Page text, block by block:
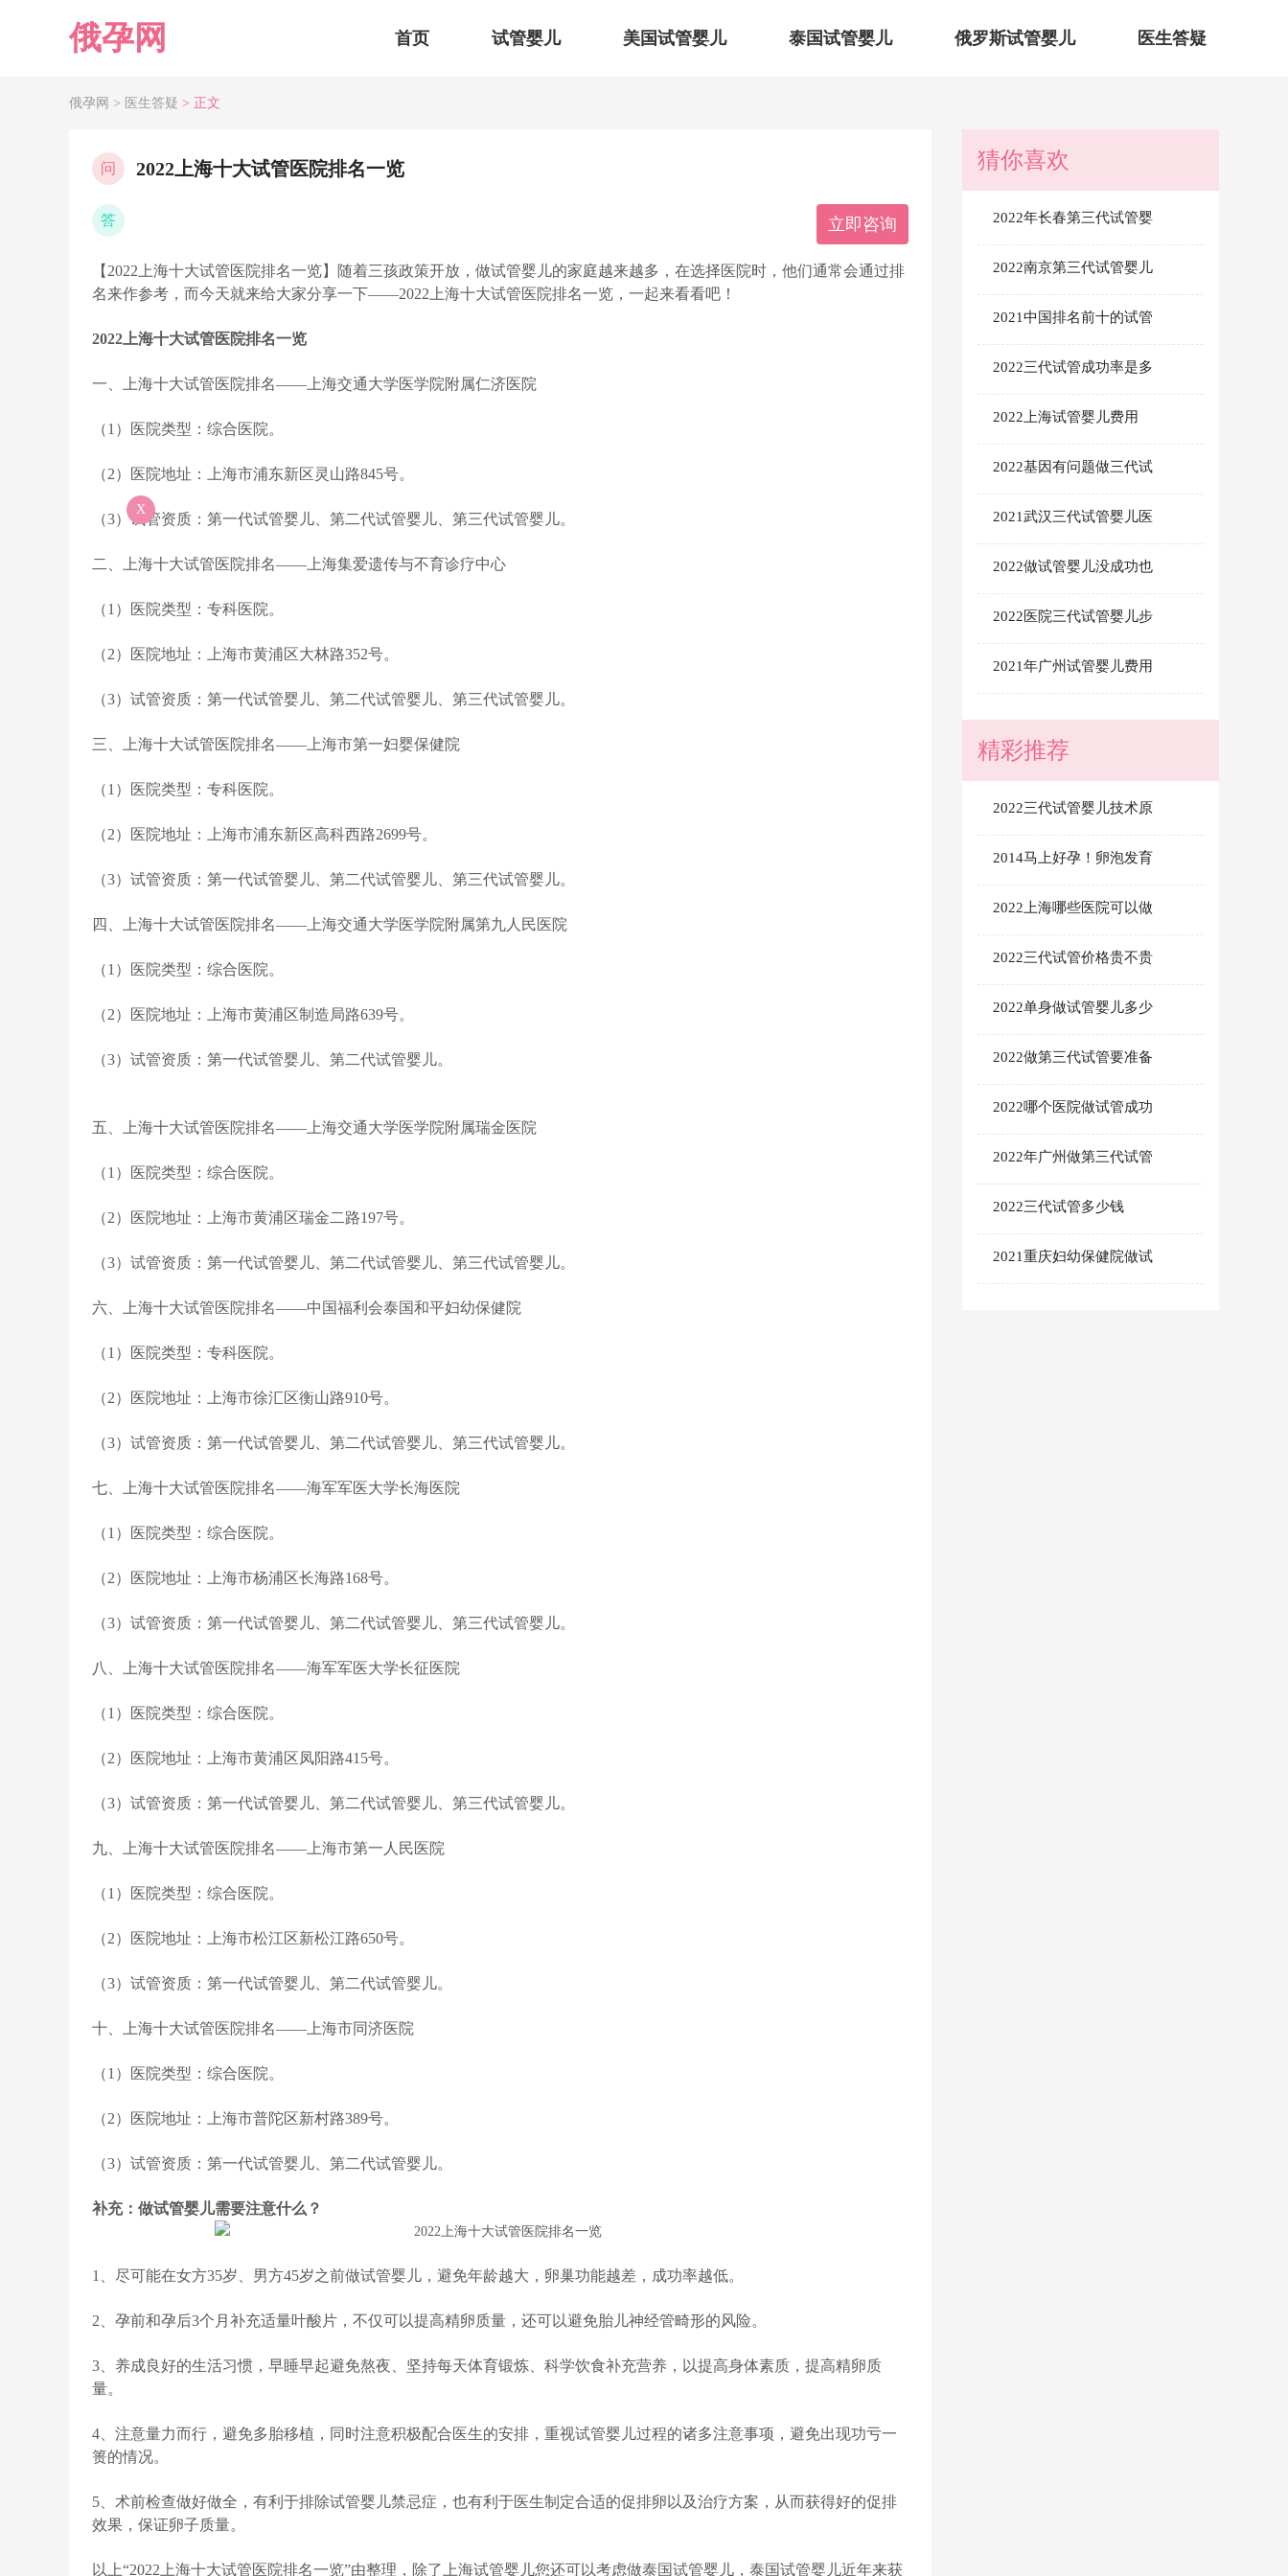
俄孕网 首页 试管婴儿 美国试管婴儿 泰国试管婴儿 俄罗斯试管婴儿 医生答疑
俄孕网 > 医生答疑 > 正文
问 2022上海十大试管医院排名一览
答 立即咨询
【2022上海十大试管医院排名一览】随着三孩政策开放，做试管婴儿的家庭越来越多，在选择医院时，他们通常会通过排
名来作参考，而今天就来给大家分享一下——2022上海十大试管医院排名一览，一起来看看吧！
2022上海十大试管医院排名一览
一、上海十大试管医院排名——上海交通大学医学院附属仁济医院
（1）医院类型：综合医院。
（2）医院地址：上海市浦东新区灵山路845号。
（3）试管资质：第一代试管婴儿、第二代试管婴儿、第三代试管婴儿。
二、上海十大试管医院排名——上海集爱遗传与不育诊疗中心
（1）医院类型：专科医院。
（2）医院地址：上海市黄浦区大林路352号。
（3）试管资质：第一代试管婴儿、第二代试管婴儿、第三代试管婴儿。
三、上海十大试管医院排名——上海市第一妇婴保健院
（1）医院类型：专科医院。
（2）医院地址：上海市浦东新区高科西路2699号。
（3）试管资质：第一代试管婴儿、第二代试管婴儿、第三代试管婴儿。
四、上海十大试管医院排名——上海交通大学医学院附属第九人民医院
（1）医院类型：综合医院。
（2）医院地址：上海市黄浦区制造局路639号。
（3）试管资质：第一代试管婴儿、第二代试管婴儿。
五、上海十大试管医院排名——上海交通大学医学院附属瑞金医院
（1）医院类型：综合医院。
（2）医院地址：上海市黄浦区瑞金二路197号。
（3）试管资质：第一代试管婴儿、第二代试管婴儿、第三代试管婴儿。
六、上海十大试管医院排名——中国福利会泰国和平妇幼保健院
（1）医院类型：专科医院。
（2）医院地址：上海市徐汇区衡山路910号。
（3）试管资质：第一代试管婴儿、第二代试管婴儿、第三代试管婴儿。
七、上海十大试管医院排名——海军军医大学长海医院
（1）医院类型：综合医院。
（2）医院地址：上海市杨浦区长海路168号。
（3）试管资质：第一代试管婴儿、第二代试管婴儿、第三代试管婴儿。
八、上海十大试管医院排名——海军军医大学长征医院
（1）医院类型：综合医院。
（2）医院地址：上海市黄浦区凤阳路415号。
（3）试管资质：第一代试管婴儿、第二代试管婴儿、第三代试管婴儿。
九、上海十大试管医院排名——上海市第一人民医院
（1）医院类型：综合医院。
（2）医院地址：上海市松江区新松江路650号。
（3）试管资质：第一代试管婴儿、第二代试管婴儿。
十、上海十大试管医院排名——上海市同济医院
（1）医院类型：综合医院。
（2）医院地址：上海市普陀区新村路389号。
（3）试管资质：第一代试管婴儿、第二代试管婴儿。
补充：做试管婴儿需要注意什么？
1、尽可能在女方35岁、男方45岁之前做试管婴儿，避免年龄越大，卵巢功能越差，成功率越低。
2、孕前和孕后3个月补充适量叶酸片，不仅可以提高精卵质量，还可以避免胎儿神经管畸形的风险。
3、养成良好的生活习惯，早睡早起避免熬夜、坚持每天体育锻炼、科学饮食补充营养，以提高身体素质，提高精卵质
量。
4、注意量力而行，避免多胎移植，同时注意积极配合医生的安排，重视试管婴儿过程的诸多注意事项，避免出现功亏一
篑的情况。
5、术前检查做好做全，有利于排除试管婴儿禁忌症，也有利于医生制定合适的促排卵以及治疗方案，从而获得好的促排
效果，保证卵子质量。
以上“2022上海十大试管医院排名一览”由整理，除了上海试管婴儿您还可以考虑做泰国试管婴儿，泰国试管婴儿近年来获
猜你喜欢
2022年长春第三代试管婴
2022南京第三代试管婴儿
2021中国排名前十的试管
2022三代试管成功率是多
2022上海试管婴儿费用
2022基因有问题做三代试
2021武汉三代试管婴儿医
2022做试管婴儿没成功也
2022医院三代试管婴儿步
2021年广州试管婴儿费用
精彩推荐
2022三代试管婴儿技术原
2014马上好孕！卵泡发育
2022上海哪些医院可以做
2022三代试管价格贵不贵
2022单身做试管婴儿多少
2022做第三代试管要准备
2022哪个医院做试管成功
2022年广州做第三代试管
2022三代试管多少钱
2021重庆妇幼保健院做试
X